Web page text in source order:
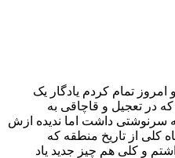
تمام کردم یادگار یک
در تعجیل و قاچاقی به
داشت اما ندیده ازش
کلی از تاریخ منطقه که
و کلی هم چیز جدید یاد